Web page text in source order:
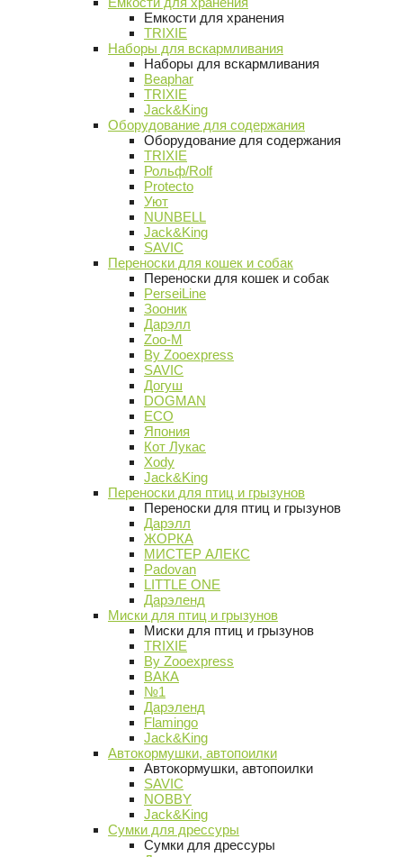
Емкости для хранения
TRIXIE
Наборы для вскармливания
Наборы для вскармливания
Beaphar
TRIXIE
Jack&King
Оборудование для содержания
Оборудование для содержания
TRIXIE
Рольф/Rolf
Protecto
Уют
NUNBELL
Jack&King
SAVIC
Переноски для кошек и собак
Переноски для кошек и собак
PerseiLine
Зооник
Дарэлл
Zoo-M
By Zooexpress
SAVIC
Догуш
DOGMAN
ECO
Япония
Кот Лукас
Xody
Jack&King
Переноски для птиц и грызунов
Переноски для птиц и грызунов
Дарэлл
ЖОРКА
МИСТЕР АЛЕКС
Padovan
LITTLE ONE
Дарэленд
Миски для птиц и грызунов
Миски для птиц и грызунов
TRIXIE
By Zooexpress
ВАКА
№1
Дарэленд
Flamingo
Jack&King
Автокормушки, автопоилки
Автокормушки, автопоилки
SAVIC
NOBBY
Jack&King
Сумки для дрессуры
Сумки для дрессуры